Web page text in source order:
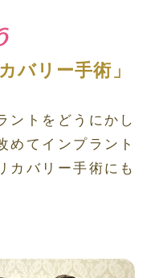
バリー手術」
ントをどうにかし
めてインプラント
カバリー手術にも